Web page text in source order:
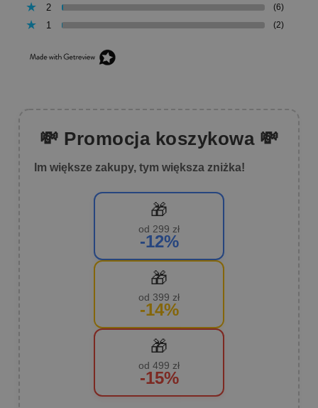
2 (6)
1 (2)
💸 Promocja koszykowa 💸
Im większe zakupy, tym większa zniżka!
🎁
od 299 zł
-12%
🎁
od 399 zł
-14%
🎁
od 499 zł
-15%